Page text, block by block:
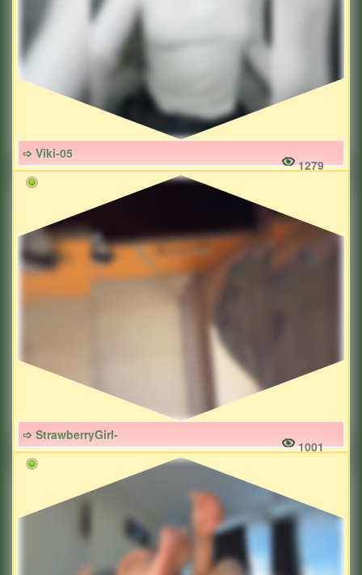
➩ Viki-05
1279
➩ StrawberryGirl-
1001